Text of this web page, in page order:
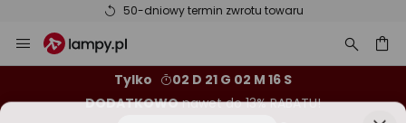
50-dniowy termin zwrotu towaru
Przejdź
do
Tylko
02 D 21 G 02 M 15 S
DODATKOWOnawet do 13% RABATU!
TYDZIEŃ WOW! Dodatkowo do 13%
rabatu!
10% RABATUod 399 zł